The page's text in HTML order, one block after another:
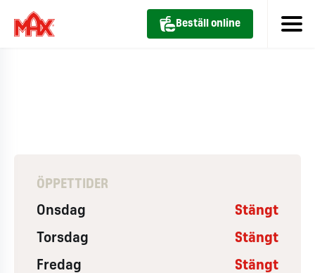
Beställ online
ÖPPETTIDER
Onsdag Stängt
Torsdag Stängt
Fredag Stängt